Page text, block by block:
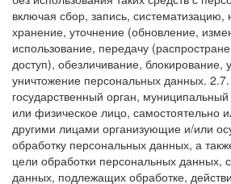
включая сбор, запись, систематизацию,
хранение, уточнение (обновление,
использование, передачу
доступ), обезличивание, блокирование,
уничтожение персональных данных.
государственный орган,
или физическое лицо, самостоятельно
другими лицами организующие и/или
обработку персональных данных, а
цели обработки персональных данных,
данных, подлежащих обработке,